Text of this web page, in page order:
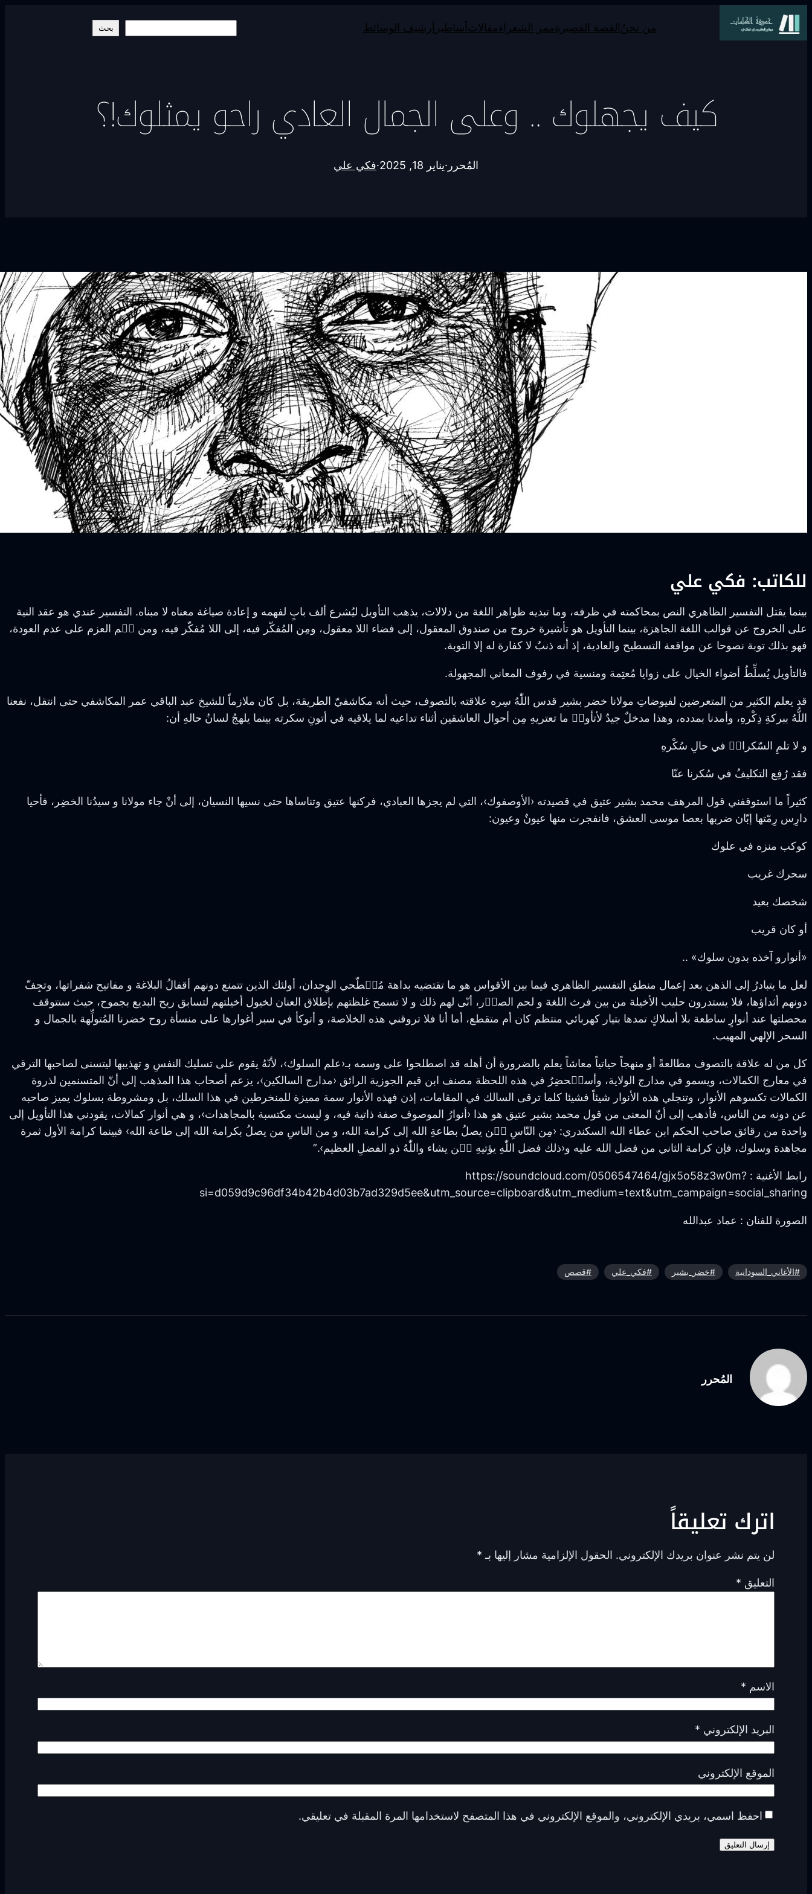
من نحنُ القصة القصيرةممر الشعراءمقالات أساطير أرشيف الوسائط بحث
كيف يجهلوك .. وعلى الجمال العادي راحو يمثلوك!؟
المُحرر ·يناير 18, 2025 ·فكي علي
للكاتب: فكي علي
بينما يقتل التفسير الظاهري النص بمحاكمته في ظرفه، وما تبديه ظواهر اللغة من دلالات، يذهب التأويل ليُشرع ألف بابٍ لفهمه و إعادة صياغة معناه لا مبناه. التفسير عندي هو عقد النية
على الخروج عن قوالب اللغة الجاهزة، بينما التأويل هو تأشيرة خروج من صندوق المعقول، إلى فضاء اللا معقول، ومِن المُفكّر فيه، إلى اللا مُفكّر فيه، ومن ثٙم العزم على عدم العودة،
فهو بذلك توبة نصوحا عن مواقعة التسطيح والعادية، إذ أنه ذنبٌ لا كفارة له إلا التوبة.
فالتأويل يُسلِّطُ أضواء الخيال على زوايا مُعتِمة ومنسية في رفوف المعاني المجهولة.
قد يعلم الكثير من المتعرضين لفيوضاتِ مولانا خضر بشير قدس اللّٰهُ سِره علاقته بالتصوف، حيث أنه مكاشفيّ الطريقة، بل كان ملازماً للشيخ عبد الباقي عمر المكاشفي حتى انتقل، نفعنا
اللُّهُ ببركةِ ذِكْرهِ، وأمدنا بمدده، وهذا مدخلٌ جيدٌ لأتأولٙ ما تعتريهِ مِن أحوال العاشقين أثناء تداعيه لما يلاقيه في أتونِ سكرته بينما يلهجُ لسانُ حالهِ أن:
و لا تلمِ السّكرانٙ في حالِ سُكْرهِ
فقد رُفِع التكليفُ في سُكرنا عنّا
كثيراً ما استوقفني قول المرهف محمد بشير عتيق في قصيدته ‹الأوصفوك›، التي لم يجزها العبادي، فركنها عتيق وتناساها حتى نسيها النسيان، إلى أنْ جاء مولانا و سيدُنا الخضِر، فأحيا
دارِس رِمّتها إبّان ضربها بعصا موسى العشق، فانفجرت منها عيونٌ وعيون:
كوكب منزه في علوك
سحرك غريب
شخصك بعيد
أو كان قريب
«أنوارو آخذه بدون سلوك» ..
لعل ما يتبادرُ إلى الذهن بعد إعمال منطق التفسير الظاهري فيما بين الأقواس هو ما تقتضيه بداهة مُسٙطّحي الوِجدان، أولئك الذين تتمنع دونهم أقفالُ البلاغة و مفاتيح شفراتها، وتجِفّ
دونهم أثداؤها، فلا يستدرون حليب الأخيلة من بين فرث اللغة و لحم الصوٙر، أنّى لهم ذلك و لا تسمح غلظتهم بإطلاق العنان لخيول أخيلتهم لتسابق ريح البديع بجموح، حيث ستتوقف
محصلتها عند أنوارٍ ساطعة بلا أسلاكٍ تمدها بتيار كهربائي منتظم كان أم متقطع، أما أنا فلا تروقني هذه الخلاصة، و أتوكأ في سبر أغوارها على منسأة روح خضرنا المُتولِّهة بالجمال و
السحر الإلهي المهيب.
كل من له علاقة بالتصوف مطالعةً أو منهجاً حياتياً معاشاً يعلم بالضرورة أن أهله قد اصطلحوا على وسمه بـ‹علم السلوك›، لأنّهُ يقوم على تسليك النفسِ و تهذيبها ليتسنى لصاحبها الترقي
في معارج الكمالات، ويسمو في مدارج الولاية، وأستٙحضِرُ في هذه اللحظة مصنف ابن قيم الجوزية الرائق ‹مدارج السالكين›، يزعم أصحاب هذا المذهب إلى أنّ المتسنمين لذروة
الكمالات تكسوهم الأنوار، وتنجلي هذه الأنوار شيئاً فشيئا كلما ترقى السالك في المقامات، إذن فهذه الأنوار سمة مميزة للمنخرطين في هذا السلك، بل ومشروطة بسلوك يميز صاحبه
عن دونه من الناس، فأذهب إلى أنّ المعنى من قول محمد بشير عتيق هو هذا ‹أنوارُ الموصوف صفة ذاتية فيه، و ليست مكتسبة بالمجاهدات›، و هي أنوار كمالات، يقودني هذا التأويل إلى
واحدة من رقائق صاحب الحكم ابن عطاء الله السكندري: ‹مِن النّاسِ مٙن يصلُ بطاعةِ الله إلى كرامة الله، و من الناسِ من يصلُ بكرامة الله إلى طاعة الله› فبينما كرامة الأول ثمرة
مجاهدة وسلوك، فإن كرامة الثاني من فضل الله عليه و‹ذلك فضل اللّٰهِ يؤتيهِ مٙن يشاء واللّٰهُ ذو الفضلِ العظيم›.”
رابط الأغنية : https://soundcloud.com/0506547464/gjx5o58z3w0m?
si=d059d9c96df34b42b4d03b7ad329d5ee&utm_source=clipboard&utm_medium=text&utm_campaign=social_sharing
الصورة للفنان : عماد عبدالله
#الأغاني_السودانية #خضر_بشير #فكي_علي #قصص
المُحرر
اترك تعليقاً
لن يتم نشر عنوان بريدك الإلكتروني. الحقول الإلزامية مشار إليها بـ *
التعليق *
الاسم *
البريد الإلكتروني *
الموقع الإلكتروني
احفظ اسمي، بريدي الإلكتروني، والموقع الإلكتروني في هذا المتصفح لاستخدامها المرة المقبلة في تعليقي.